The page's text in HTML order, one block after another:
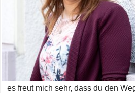
es freut mich sehr, dass du den